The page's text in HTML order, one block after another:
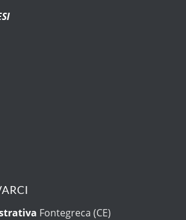
Fontegreca (CE)